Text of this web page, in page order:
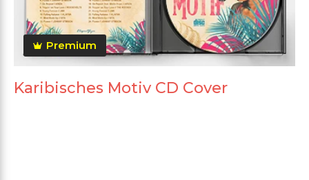
Premium
Karibisches Motiv CD Cover